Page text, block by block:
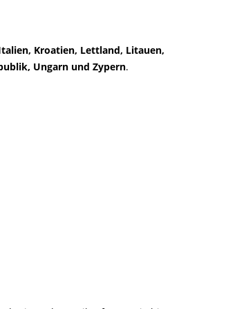
Kroatien, Lettland, Litauen,
Ungarn und Zypern.